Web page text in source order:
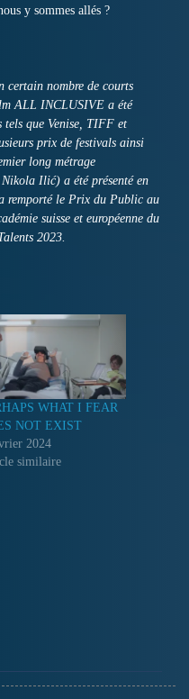
y sommes allés ?
nombre de courts
ALL INCLUSIVE a été
tels que Venise, TIFF et
prix de festivals ainsi
long métrage
Ilić) a été présenté en
remporté le Prix du Public au
suisse et européenne du
2023.
WHAT I FEAR
NOT EXIST
2024
similaire